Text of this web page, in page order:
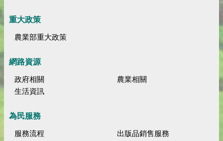
重大政策
農業部重大政策
網路資源
政府相關
農業相關
生活資訊
為民服務
服務流程
出版品銷售服務